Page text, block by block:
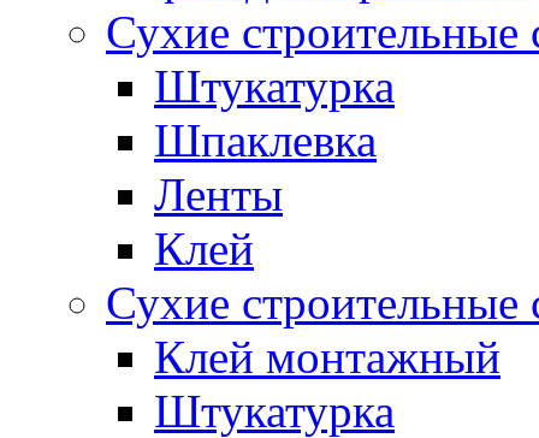
Сухие
Штукатурка
Шпаклевка
Ленты
Клей
Сухие
Клей монтажный
Штукатурка